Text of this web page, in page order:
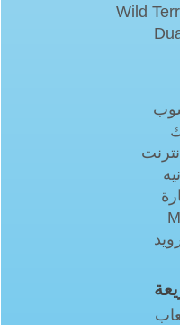
Wild